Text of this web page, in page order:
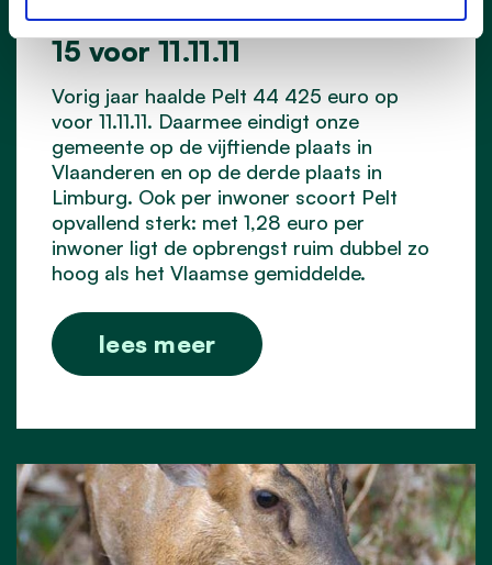
Pelt scoort in Vlaamse top-
15 voor 11.11.11
Vorig jaar haalde Pelt 44 425 euro op
voor 11.11.11. Daarmee eindigt onze
gemeente op de vijftiende plaats in
Vlaanderen en op de derde plaats in
Limburg. Ook per inwoner scoort Pelt
opvallend sterk: met 1,28 euro per
inwoner ligt de opbrengst ruim dubbel zo
hoog als het Vlaamse gemiddelde.
lees meer